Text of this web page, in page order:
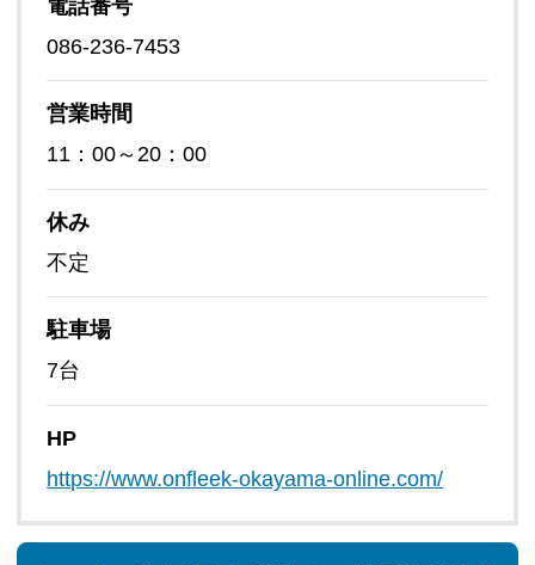
電話番号
086-236-7453
営業時間
11：00～20：00
休み
不定
駐車場
7台
HP
https://www.onfleek-okayama-online.com/